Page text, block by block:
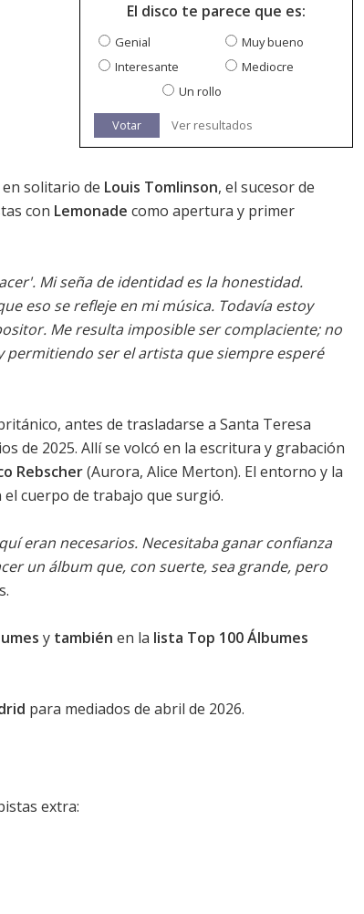
El disco te parece que es:
Genial
Muy bueno
Interesante
Mediocre
Un rollo
Votar Ver resultados
solitario de Louis Tomlinson, el sucesor de
con Lemonade como apertura y primer
Mi seña de identidad es la honestidad.
eso se refleje en mi música. Todavía estoy
Me resulta imposible ser complaciente; no
permitiendo ser el artista que siempre esperé
antes de trasladarse a Santa Teresa
de 2025. Allí se volcó en la escritura y grabación
Rebscher(Aurora, Alice Merton). El entorno y la
cuerpo de trabajo que surgió.
eran necesarios. Necesitaba ganar confianza
un álbum que, con suerte, sea grande, pero
y también en la lista Top 100 Álbumes
para mediados de abril de 2026.
extra: